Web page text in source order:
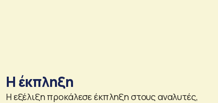
Η έκπληξη
Η εξέλιξη προκάλεσε έκπληξη στους αναλυτές,